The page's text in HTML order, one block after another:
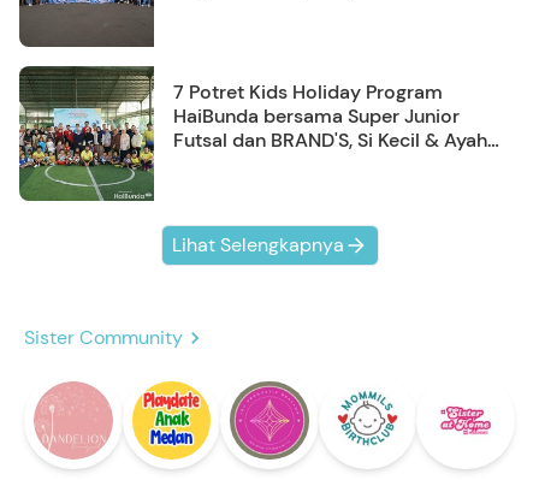
7 Potret Kids Holiday Program
HaiBunda bersama Super Junior
Futsal dan BRAND'S, Si Kecil & Ayah
Lihat Selengkapnya
Sister Community